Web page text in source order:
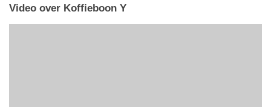
Video over Koffieboon Y